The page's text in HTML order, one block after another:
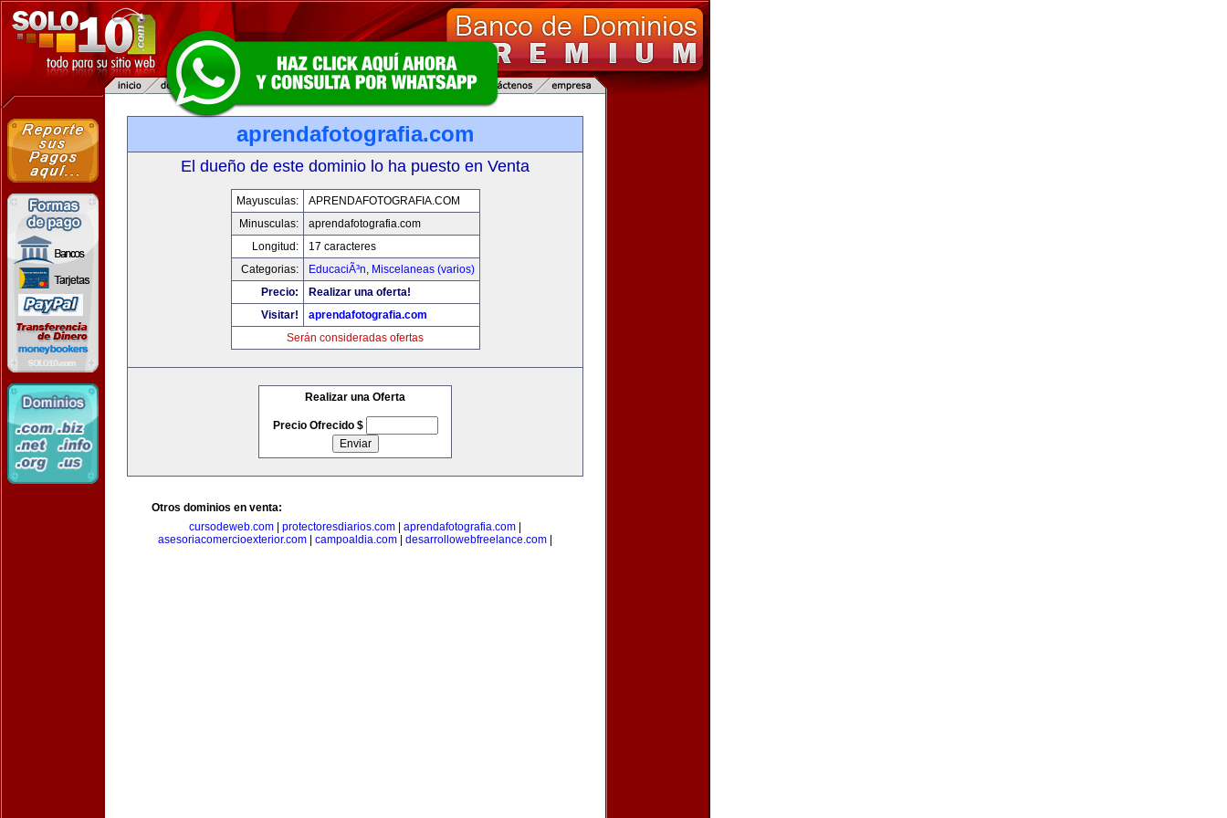
aprendafotografia.com
El dueño de este dominio lo ha puesto en Venta
Mayusculas:
APRENDAFOTOGRAFIA.COM
Minusculas:
aprendafotografia.com
Longitud:
17 caracteres
Categorias:
EducaciÃ³n, Miscelaneas (varios)
Precio:
Realizar una oferta!
Visitar!
aprendafotografia.com
Serán consideradas ofertas
Realizar una Oferta
Precio Ofrecido $
Otros dominios en venta:
cursodeweb.com
protectoresdiarios.com aprendafotografia.com
asesoriacomercioexterior.com
campoaldia.com desarrollowebfreelance.com